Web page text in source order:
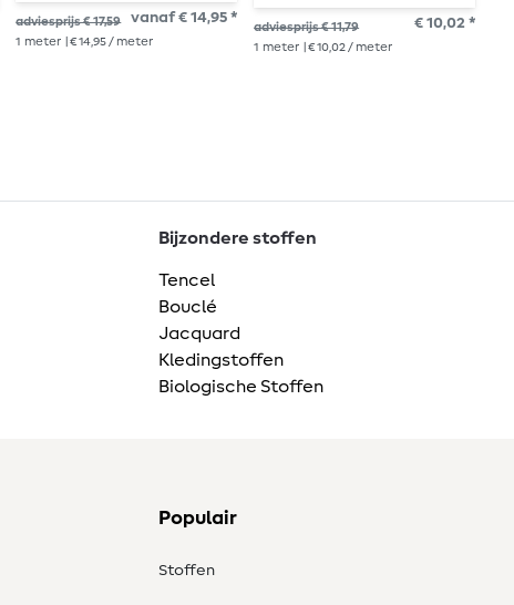
adviesprijs € 17,59 vanaf € 14,95 *
1 meter | € 14,95 / meter
adviesprijs € 11,79 € 10,02 *
1 meter | € 10,02 / meter
Bijzondere stoffen
Tencel
Bouclé
Jacquard
Kledingstoffen
Biologische Stoffen
Populair
Stoffen